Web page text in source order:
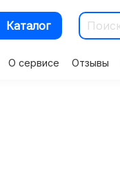
Каталог
О сервисе Отзывы